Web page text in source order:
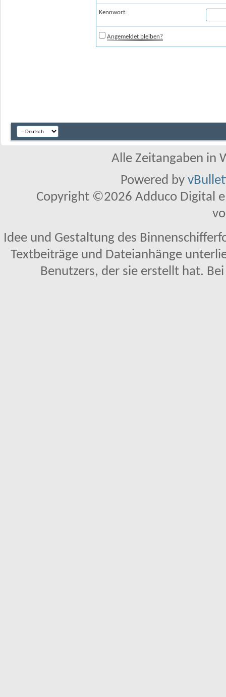
Kennwort:
Angemeldet bleiben?
Alle Zeitangaben in
Powered by
Copyright ©2026 Adduco Digital
Idee und Gestaltung des
Textbeiträge und Dateianhänge
Benutzers, der sie erstellt hat.